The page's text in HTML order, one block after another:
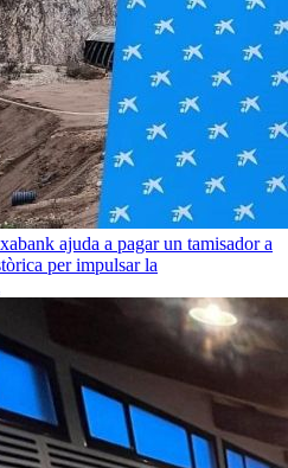
ajuda a pagar un tamisador a
per impulsar la